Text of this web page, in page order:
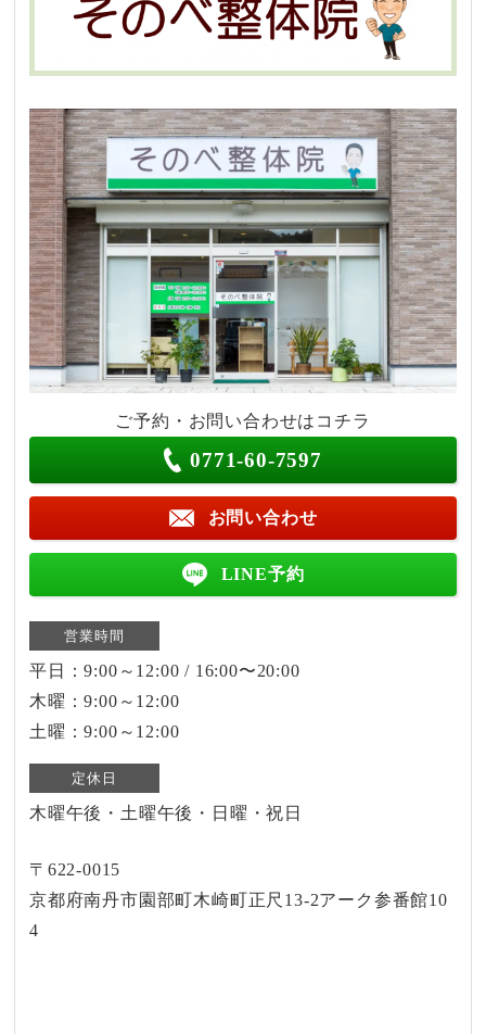
ご予約・お問い合わせはコチラ
0771-60-7597
お問い合わせ
LINE予約
営業時間
平日：9:00～12:00 / 16:00〜20:00
木曜：9:00～12:00
土曜：9:00～12:00
定休日
木曜午後・土曜午後・日曜・祝日
〒622-0015
京都府南丹市園部町木崎町正尺13-2アーク参番館10
4